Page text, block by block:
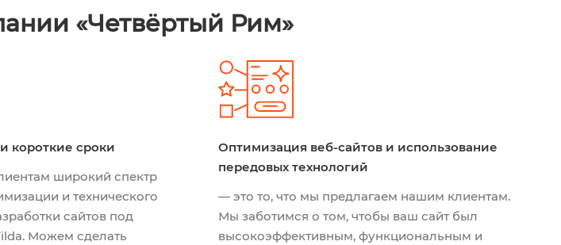
«Четвёртый Рим»
короткие сроки
широкий спектр
и технического
сайтов под
Можем сделать
Оптимизация веб-сайтов и использование
передовых технологий
— это то, что мы предлагаем нашим клиентам.
Мы заботимся о том, чтобы ваш сайт был
высокоэффективным, функциональным и